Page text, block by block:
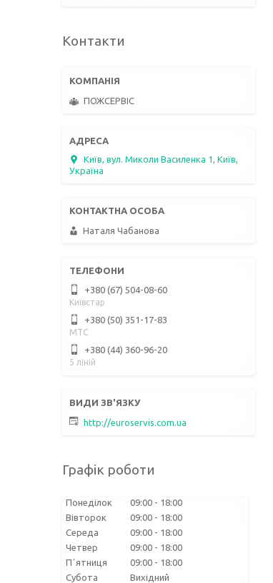
Контакти
ПОЖСЕРВІС
Київ, вул. Миколи Василенка 1, Київ,
Україна
Наталя Чабанова
+380 (67) 504-08-60
Київстар
+380 (50) 351-17-83
МТС
+380 (44) 360-96-20
5 ліній
http://euroservis.com.ua
Графік роботи
Понеділок 09:00
18:00
Вівторок
09:00
18:00
Середа
09:00
18:00
Четвер
09:00
18:00
Пʼятниця
09:00
18:00
Субота
Вихідний